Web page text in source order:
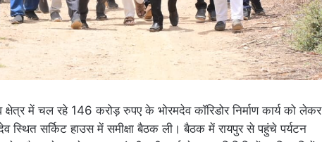
में चल रहे 146 करोड़ रुपए के भोरमदेव कॉरिडोर निर्माण कार्य को लेकर
स्थित सर्किट हाउस में समीक्षा बैठक ली। बैठक में रायपुर से पहुंचे पर्यटन